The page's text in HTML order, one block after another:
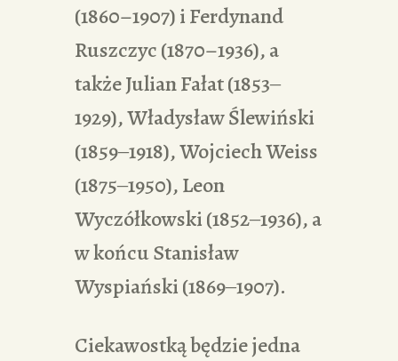
(1860–1907) i Ferdynand
Ruszczyc (1870–1936), a
także Julian Fałat (1853‒
1929), Władysław Ślewiński
(1859‒1918), Wojciech Weiss
(1875‒1950), Leon
Wyczółkowski (1852‒1936), a
w końcu Stanisław
Wyspiański (1869‒1907).
Ciekawostką będzie jedna